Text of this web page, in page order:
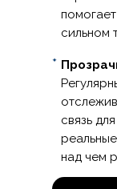
сильном
связь
над чем